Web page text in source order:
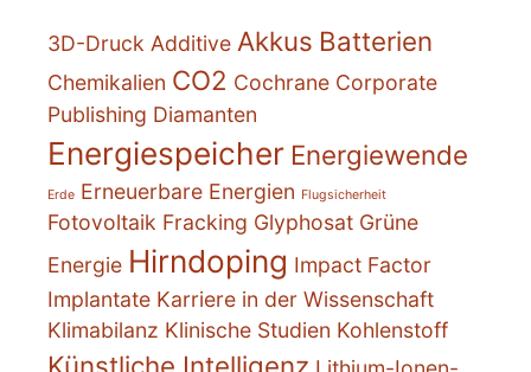
3D-Druck Additive Akkus Batterien
Chemikalien CO2 Cochrane Corporate
Publishing Diamanten
Energiespeicher Energiewende
Erde Erneuerbare Energien Flugsicherheit
Fotovoltaik Fracking Glyphosat Grüne
Energie Hirndoping Impact Factor
Implantate Karriere in der Wissenschaft
Klimabilanz Klinische Studien Kohlenstoff